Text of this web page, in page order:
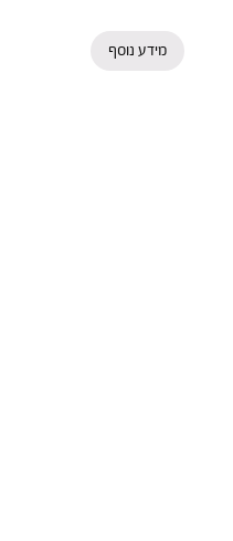
מידע נוסף